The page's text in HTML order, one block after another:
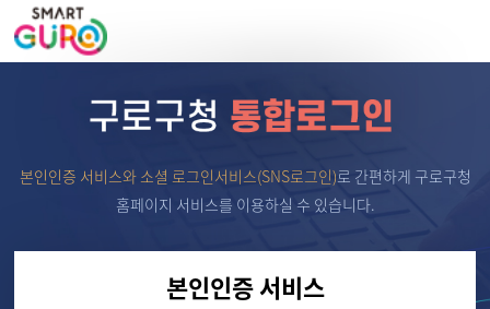
본인인증 서비스와 소셜 로그인서비스(SNS로그인)로 간편하게 구로구청
홈페이지 서비스를 이용하실 수 있습니다.
본인인증 서비스